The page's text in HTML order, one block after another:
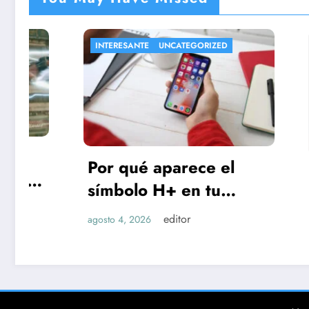
INTERESANTE UNCATEGORIZED
Por qué aparece el
símbolo H+ en tu
agosto 4, 2026 editor
por
para
y su
agosto 3,